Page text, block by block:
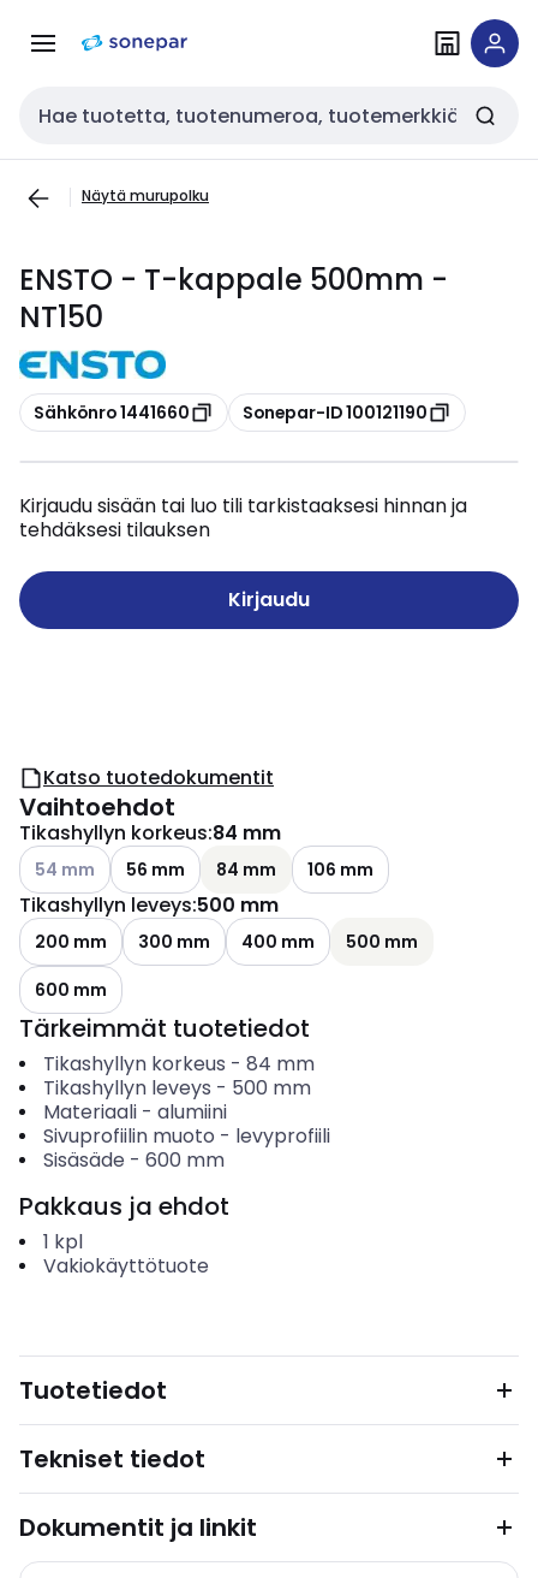
navigointiinsisältöön
Haku
Näytä murupolku
ENSTO - T-kappale 500mm -
NT150
Kopioi
Sähkönro 1441660 Kopioi
Sonepar-ID 100121190
Kirjaudu sisään tai luo tili tarkistaaksesi hinnan ja
tehdäksesi tilauksen
Kirjaudu
Katso tuotedokumentit
Vaihtoehdot
Tikashyllyn korkeus:84 mm
Katso käytettävissä olevat vaihtoehdot
54 mm 56 mm 84 mm 106 mm
Tikashyllyn leveys:500 mm
200 mm 300 mm 400 mm
500 mm
600 mm
Tärkeimmät tuotetiedot
Tikashyllyn korkeus - 84 mm
Tikashyllyn leveys - 500 mm
Materiaali- alumiini
Sivuprofiilin muoto - levyprofiili
Sisäsäde - 600 mm
Pakkaus ja ehdot
1 kpl
Vakiokäyttötuote
Tuotetiedot
Tekniset tiedot
Dokumentit ja linkit